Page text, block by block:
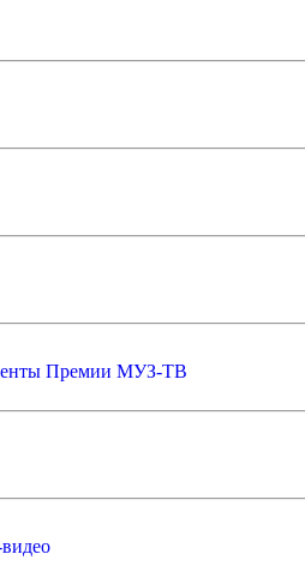
Премии МУЗ-ТВ